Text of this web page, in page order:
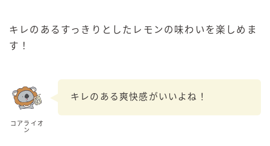
キレのあるすっきりとしたレモンの味わいを楽しめま
す！
コアライオ
ン
キレのある爽快感がいいよね！